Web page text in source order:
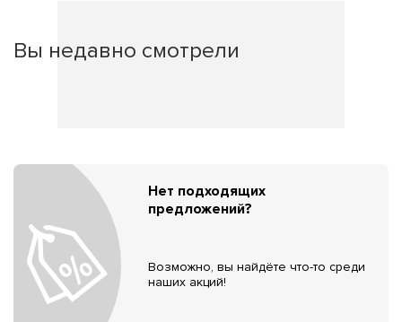
Вы недавно смотрели
Нет подходящих
предложений?
Возможно, вы найдёте что-то среди
наших акций!